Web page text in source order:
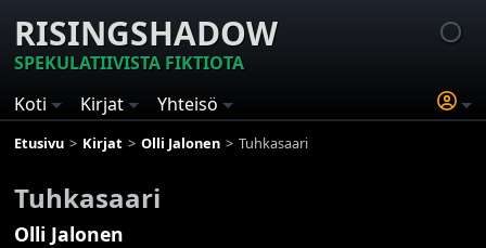
RISINGSHADOW
SPEKULATIIVISTA FIKTIOTA
Koti
Kirjat Yhteisö
Etusivu Kirjat Olli Jalonen Tuhkasaari
Tuhkasaari
Olli Jalonen